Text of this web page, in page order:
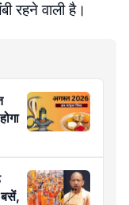
रहने वाली है।
बसें,